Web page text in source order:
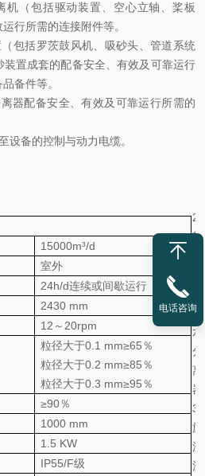
机（包括驱动装置、空心立轴、桨板
行所需的连接附件等。
包括罗茨鼓风机、吸砂头、管道系统
置成套的配备安全、有效及可靠运行
备件等。
器配备安全、有效及可靠运行所需的
设备的控制与动力电缆。
15000m³/d
室外
24h/d连续或间歇运行
2430 mm
12～20rpm
粒径大于0.1 mm≥65％
粒径大于0.2 mm≥85％
粒径大于0.3 mm≥95％
≥90％
1000 mm
1.5 KW
IP55/F级
2
鼓
砂
水
分
离
器
3
旋
流
沉
电话咨询